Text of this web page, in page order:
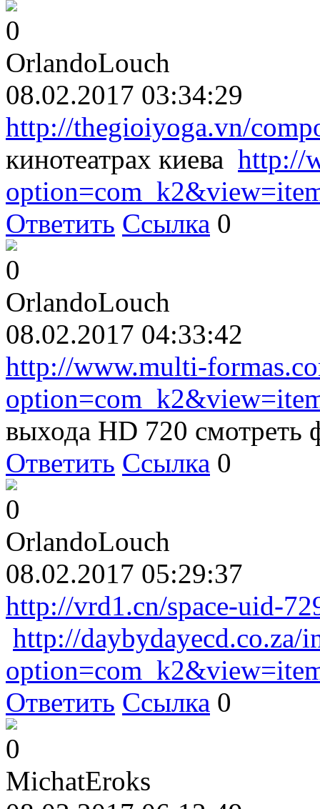
0
OrlandoLouch
08.02.2017 03:34:29
http://thegioiyoga.vn/
кинотеатрах киева http://
Ответить Ссылка 0
0
OrlandoLouch
08.02.2017 04:33:42
http://www.multi-
выхода HD 720
Ответить Ссылка 0
0
OrlandoLouch
08.02.2017 05:29:37
http://vrd1.cn/space-uid-
http://daybydayecd.co.za/
Ответить Ссылка 0
0
MichatEroks